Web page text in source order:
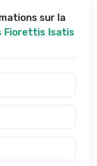
sur la
Fiorettis Isatis